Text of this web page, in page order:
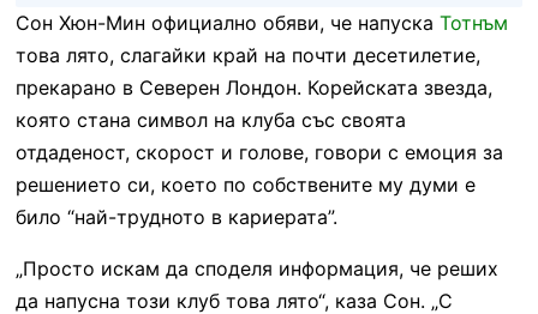
Сон Хюн-Мин официално обяви, че напуска Тотнъм
това лято, слагайки край на почти десетилетие,
прекарано в Северен Лондон. Корейската звезда,
която стана символ на клуба със своята
отдаденост, скорост и голове, говори с емоция за
решението си, което по собствените му думи е
било “най-трудното в кариерата”.
„Просто искам да споделя информация, че реших
да напусна този клуб това лято“, каза Сон. „С